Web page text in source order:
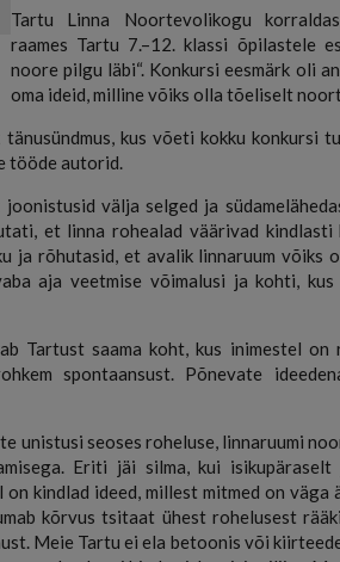
Tartu Linna Noortevolikogu
raames Tartu 7.–12. klassi õpilastele
noore pilgu läbi“. Konkursi eesmärk oli
oma ideid, milline võiks olla tõeliselt
kus võeti kokku konkursi
tööde autorid.
välja selged ja
et linna rohealad väärivad kindlasti
ja rõhutasid, et avalik linnaruum võiks
aja veetmise võimalusi ja kohti,
Tartust saama koht, kus inimestel on
spontaansust. Põnevate
unistusi seoses roheluse, linnaruumi
Eriti jäi silma, kui
kindlad ideed, millest mitmed on väga
kõrvus tsitaat ühest rohelusest
Meie Tartu ei ela betoonis või